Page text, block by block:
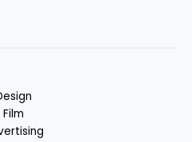
Film